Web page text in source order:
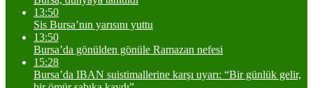
13:50
Sis Bursa’nın yarısını yuttu
13:50
Bursa’da gönülden gönüle Ramazan nefesi
15:28
Bursa’da IBAN suistimallerine karşı uyarı: “Bir günlük gelir,